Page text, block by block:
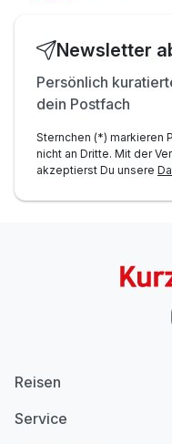
Ausstattung
Für 3 Tage
inkl. Außenparkplatz für
Newsletter
Persönlich
dein Postfach
Sternchen (*) markieren
nicht an Dritte. Mit der
akzeptierst Du unsere
Reisen
Service